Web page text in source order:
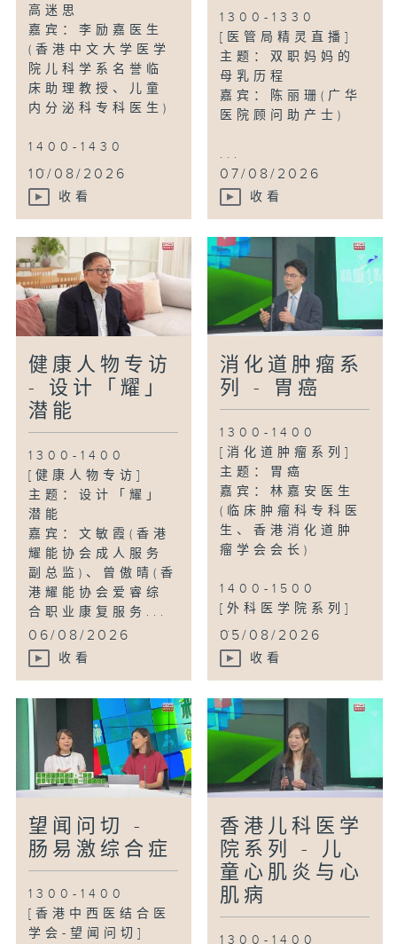
高迷思
嘉宾：李励嘉医生
(香港中文大学医学
院儿科学系名誉临
床助理教授、儿童
内分泌科专科医生)
1400-1430
...
10/08/2026
收看
1300-1330
[医管局精灵直播]
主题：双职妈妈的
母乳历程
嘉宾：陈丽珊(广华
医院顾问助产士)
...
07/08/2026
收看
健康人物专访
- 设计「耀」
潜能
1300-1400
[健康人物专访]
主题：设计「耀」
潜能
嘉宾：文敏霞(香港
耀能协会成人服务
副总监)、曾傲晴(香
港耀能协会爱睿综
合职业康复服务...
06/08/2026
收看
消化道肿瘤系
列 - 胃癌
1300-1400
[消化道肿瘤系列]
主题：胃癌
嘉宾：林嘉安医生
(临床肿瘤科专科医
生、香港消化道肿
瘤学会会长)
1400-1500
[外科医学院系列]
...
05/08/2026
收看
望闻问切 -
肠易激综合症
1300-1400
[香港中西医结合医
学会-望闻问切]
香港儿科医学
院系列 - 儿
童心肌炎与心
肌病
1300-1400